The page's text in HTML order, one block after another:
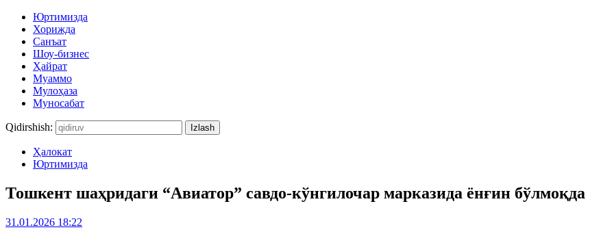
Юртимизда
Хорижда
Санъат
Шоу-бизнес
Ҳайрат
Муаммо
Мулоҳаза
Муносабат
Qidirshish:
Ҳалокат
Юртимизда
Тошкент шаҳридаги “Авиатор” савдо-кўнгилочар марказида ёнғин бўлмоқда
31.01.2026 18:22